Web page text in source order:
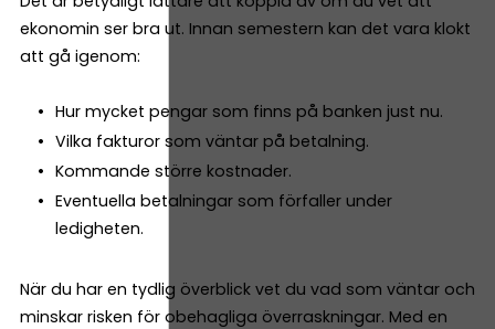
ekonomin ser bra ut. Innan semestern kan det vara klokt
att gå igenom:
Hur mycket pengar som finns på banken just nu.
Vilka fakturor som väntar på betalning.
Kommande större kostnader.
Eventuella betalningar som förfaller under
ledigheten.
När du har en tydlig överblick vet du vad som väntar och
minskar risken för obehagliga överraskningar. Med en